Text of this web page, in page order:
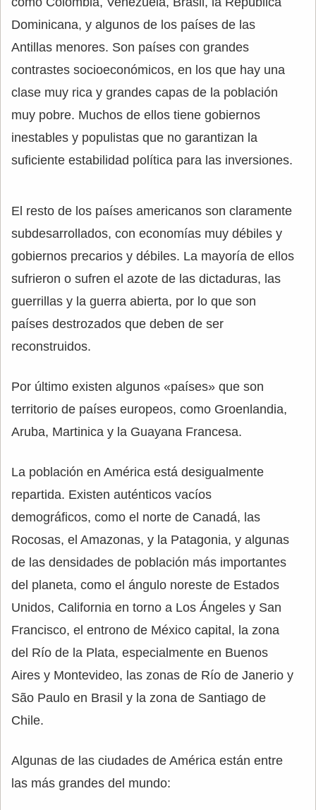
Dominicana, y algunos de los países de las
Antillas menores. Son países con grandes
contrastes socioeconómicos, en los que hay una
clase muy rica y grandes capas de la población
muy pobre. Muchos de ellos tiene gobiernos
inestables y populistas que no garantizan la
suficiente estabilidad política para las inversiones.
El resto de los países americanos son claramente
subdesarrollados, con economías muy débiles y
gobiernos precarios y débiles. La mayoría de ellos
sufrieron o sufren el azote de las dictaduras, las
guerrillas y la guerra abierta, por lo que son
países destrozados que deben de ser
reconstruidos.
Por último existen algunos «países» que son
territorio de países europeos, como Groenlandia,
Aruba, Martinica y la Guayana Francesa.
La población en América está desigualmente
repartida. Existen auténticos vacíos
demográficos, como el norte de Canadá, las
Rocosas, el Amazonas, y la Patagonia, y algunas
de las densidades de población más importantes
del planeta, como el ángulo noreste de Estados
Unidos, California en torno a Los Ángeles y San
Francisco, el entrono de México capital, la zona
del Río de la Plata, especialmente en Buenos
Aires y Montevideo, las zonas de Río de Janerio y
São Paulo en Brasil y la zona de Santiago de
Chile.
Algunas de las ciudades de América están entre
las más grandes del mundo: